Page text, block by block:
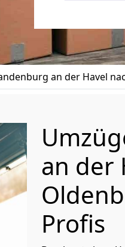
an der Havel
an der
Profis